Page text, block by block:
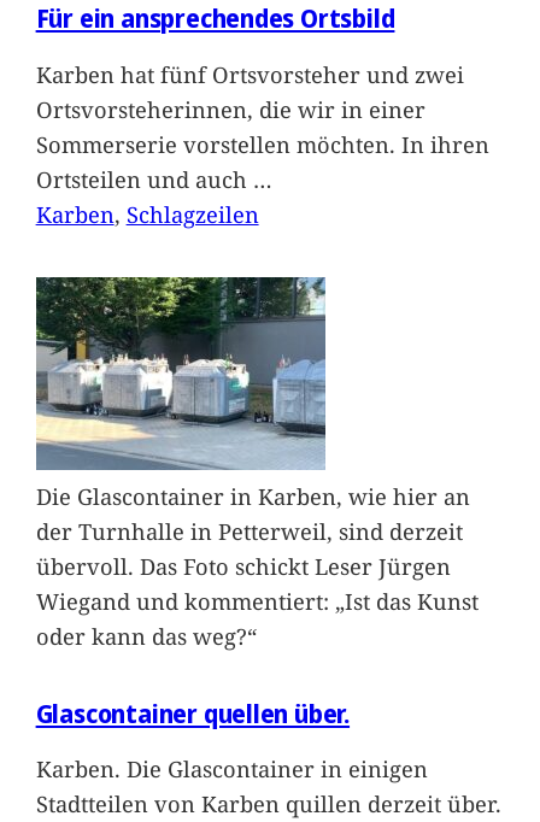
Für ein ansprechendes Ortsbild
Karben hat fünf Ortsvorsteher und zwei
Ortsvorsteherinnen, die wir in einer
Sommerserie vorstellen möchten. In ihren
Ortsteilen und auch …
Karben, Schlagzeilen
Die Glascontainer in Karben, wie hier an
der Turnhalle in Petterweil, sind derzeit
übervoll. Das Foto schickt Leser Jürgen
Wiegand und kommentiert: „Ist das Kunst
oder kann das weg?“
Glascontainer quellen über.
Karben. Die Glascontainer in einigen
Stadtteilen von Karben quillen derzeit über.